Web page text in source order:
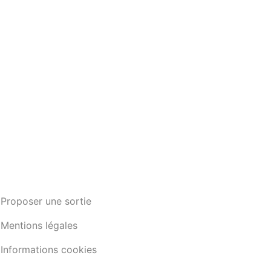
Proposer une sortie
Mentions légales
Informations cookies